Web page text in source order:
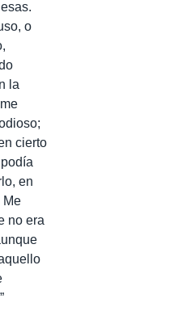
o
la
cierto
en
Me
no era